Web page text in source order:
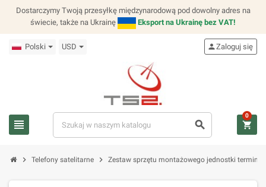
Dostarczymy Twoją przesyłkę międzynarodową pod dowolny adres na
świecie, także na Ukrainę
Eksport na Ukrainę bez VAT!
Polski USD
view_headline search
personZaloguj się
shopping_cart
0
chevron_right Telefony satelitarne chevron_right Zestaw sprzętu montażowego jednostki